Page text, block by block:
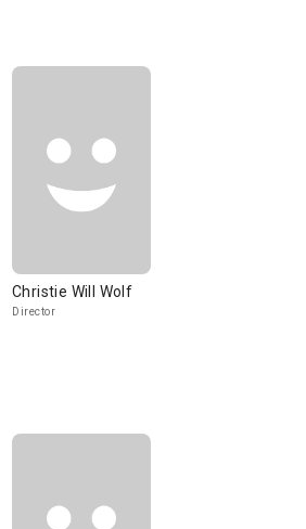
Christie Will Wolf
Director